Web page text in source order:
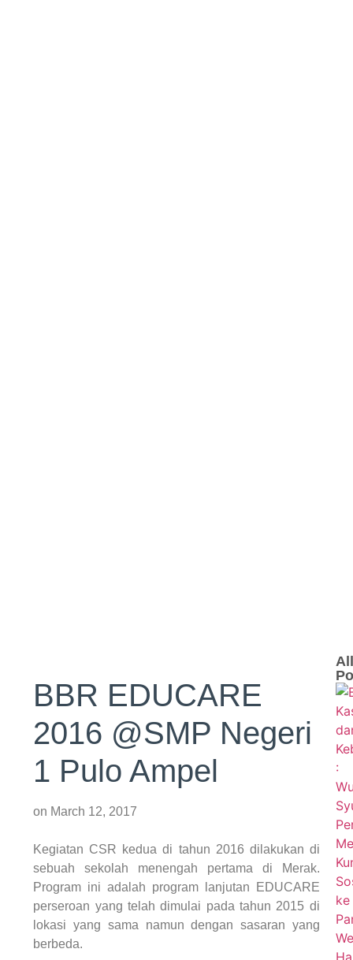
BBR EDUCARE
2016 @SMP Negeri
1 Pulo Ampel
on March 12, 2017
Kegiatan CSR kedua di tahun 2016 dilakukan di
sebuah sekolah menengah pertama di Merak.
Program ini adalah program lanjutan EDUCARE
perseroan yang telah dimulai pada tahun 2015 di
lokasi yang sama namun dengan sasaran yang
berbeda.
All